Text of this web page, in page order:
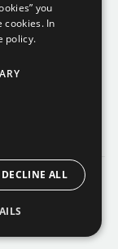
& Konditionen
you
cookies. In
policy.
DECLINE ALL